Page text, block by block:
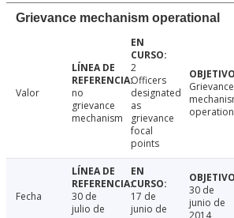
Grievance mechanism operational
Valor
no
grievance
mechanism
2
Officers
designated
as
grievance
focal
points
Grievance
Fecha
30 de
julio de
17 de
junio de
30 de
junio de